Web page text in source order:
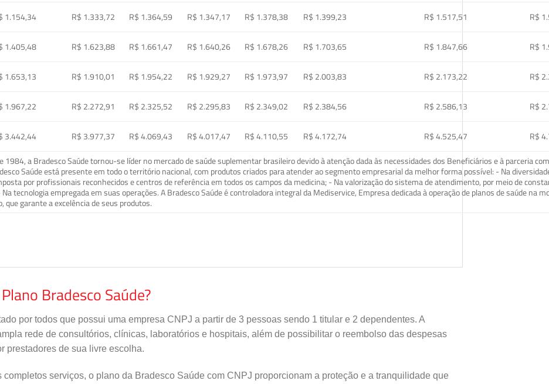
1.154,34 R$ 1.333,72 R$ 1.364,59 R$ 1.347,17 R$ 1.378,38 R$ 1.399,23 R$ 1.517,51
R$
1.405,48 R$ 1.623,88 R$ 1.661,47 R$ 1.640,26 R$ 1.678,26 R$ 1.703,65 R$ 1.847,66
R$
1.653,13 R$ 1.910,01 R$ 1.954,22 R$ 1.929,27 R$ 1.973,97 R$ 2.003,83 R$ 2.173,22
R$
1.967,22 R$ 2.272,91 R$ 2.325,52 R$ 2.295,83 R$ 2.349,02 R$ 2.384,56 R$ 2.586,13
R$
3.442,44 R$ 3.977,37 R$ 4.069,43 R$ 4.017,47 R$ 4.110,55 R$ 4.172,74 R$ 4.525,47
R$
1984, a Bradesco Saúde tornou-se líder no mercado de saúde suplementar brasileiro devido à atenção dada às necessidades dos Beneficiários e à parceria
Saúde está presente em todo o território nacional, com produtos criados para atender ao segmento empresarial da melhor forma possível: - Na
por profissionais reconhecidos e centros de referência em todos os campos da medicina; - Na valorização do sistema de atendimento, por meio de
tecnologia empregada em suas operações. A Bradesco Saúde é controladora integral da Mediservice, Empresa dedicada à operação de planos de saúde na
que garante a excelência de seus produtos.
Bradesco Saúde?
por todos que possui uma empresa CNPJ a partir de 3 pessoas sendo 1 titular e 2 dependentes. A
rede de consultórios, clínicas, laboratórios e hospitais, além de possibilitar o reembolso das despesas
prestadores de sua livre escolha.
serviços, o plano da Bradesco Saúde com CNPJ proporcionam a proteção e a tranquilidade que